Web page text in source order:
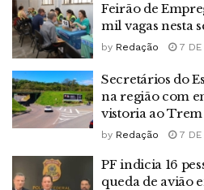
Feirão de
mil vagas nesta
by Redação 7 DE
Secretários do
na região com
vistoria ao
by Redação 7 DE
PF indicia 16
queda de avião